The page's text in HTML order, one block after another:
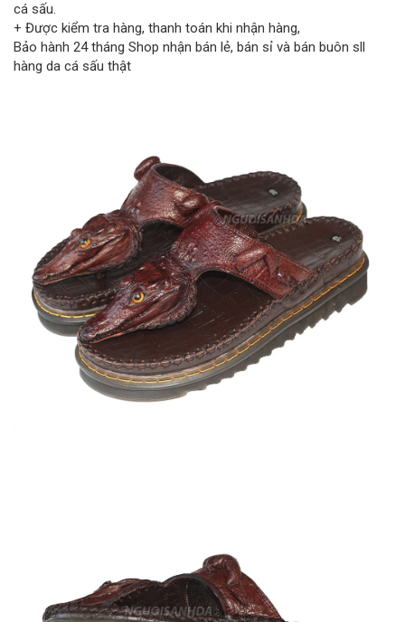
cá sấu.
+ Được kiểm tra hàng, thanh toán khi nhận hàng,
Bảo hành 24 tháng Shop nhận bán lẻ, bán sỉ và bán buôn sll
hàng da cá sấu thật